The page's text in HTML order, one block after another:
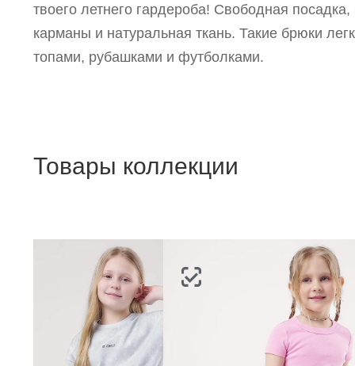
твоего летнего гардероба! Свободная
карманы и натуральная ткань. Такие брюки
топами, рубашками и футболками.
Товары коллекции